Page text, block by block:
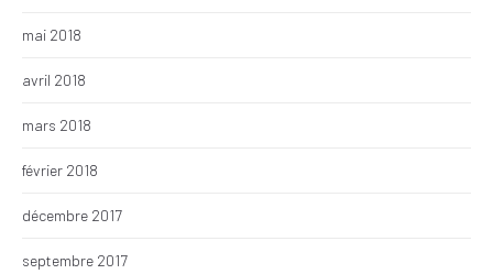
mai 2018
avril 2018
mars 2018
février 2018
décembre 2017
septembre 2017